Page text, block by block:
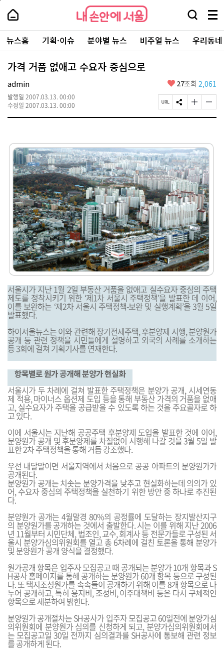
본
로
가
내
손
안
에
서
울
-
서
울
시
대
표
소
털
내
손
에
울
검
창
열
기
메
뉴
전
체
보
주
요
서
뉴스홈 기획·이슈 분야별 뉴스 비주얼 뉴스 우리동
가격 거품 없애고 수요자 중심으로
admin
발행일 2007.03.13. 00:00
수정일 2007.03.13. 00:00
좋
요
27조회 2,061
페
이
L
복
사
S
N
하
기
글
자
게
변
경
하
기
글
자
게
경
하
기
서울시가 지난 1월 2일 부동산 거품을 없애고 실수요자 중심의 주택
제도를 정착시키기 위한 ‘제1차 서울시 주택정책’을 발표한 데 이어,
이를 보완하는 ‘제2차 서울시 주택정책-보완 및 실행계획’을 3월 5일
발표했다.
하이서울뉴스는 이와 관련해 장기전세주택, 후분양제 시행, 분양원가
공개 등 관련 정책을 시민들에게 설명하고 외국의 사례를 소개하는
등 3회에 걸쳐 기획기사를 연재한다.
항목별로 원가 공개해 분양가 현실화
서울시가 두 차례에 걸쳐 발표한 주택정책은 분양가 공개, 시세연동
제 적용, 마이너스 옵션제 도입 등을 통해 부동산 가격의 거품을 없애
고, 실수요자가 주택을 공급받을 수 있도록 하는 것을 주요골자로 하
고 있다.
이에 서울시는 지난해 공공주택 후분양제 도입을 발표한 것에 이어,
분양원가 공개 및 후분양제를 차질없이 시행해 나갈 것을 3월 5일 발
표한 2차 주택정책을 통해 거듭 강조했다.
우선 내달말이면 서울지역에서 처음으로 공공 아파트의 분양원가가
공개된다.
분양원가 공개는 치솟는 분양가격을 낮추고 현실화하는데 의의가 있
어, 수요자 중심의 주택정책을 실천하기 위한 방안 중 하나로 추진된
다.
분양원가 공개는 4월말경 80%의 공정률에 도달하는 장지발산지구
의 분양원가를 공개하는 것에서 출발한다. 시는 이를 위해 지난 2006
년 11월부터 시민단체, 법조인, 교수, 회계사 등 전문가들로 구성된 서
울시 분양가심의위원회를 열고 총 6차례에 걸친 토론을 통해 분양가
및 분양원가 공개 양식을 결정했다.
원가공개 항목은 입주자 모집공고 때 공개되는 분양가 10개 항목과 S
H공사 홈페이지를 통해 공개하는 분양원가 60개 항목 등으로 구성된
다. 또 택지조성원가를 속속들이 공개하기 위해 이를 8개 항목으로 나
누어 공개하고, 특히 용지비, 조성비, 이주대책비 등은 다시 구체적인
항목으로 세분하여 밝힌다.
분양원가 공개절차는 SH공사가 입주자 모집공고 60일전에 분양가심
의위원회에 분양원가 심의를 신청하게 되고, 분양가심의위원회에서
는 모집공고일 30일 전까지 심의결과를 SH공사에 통보해 관련 정보
를 공개하게 된다.
페
상
단
로